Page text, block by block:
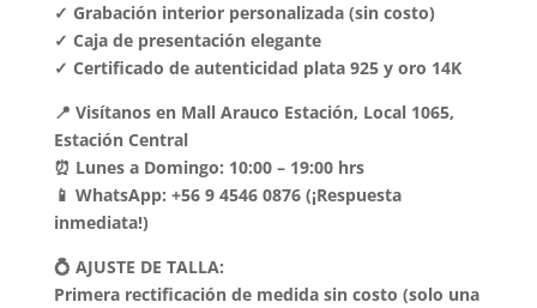
✓ Grabación interior personalizada (sin costo)
✓ Caja de presentación elegante
✓ Certificado de autenticidad plata 925 y oro 14K
📍 Visítanos en Mall Arauco Estación, Local 1065,
Estación Central
⏰ Lunes a Domingo: 10:00 – 19:00 hrs
📱 WhatsApp: +56 9 4546 0876 (¡Respuesta
inmediata!)
💍 AJUSTE DE TALLA:
Primera rectificación de medida sin costo (solo una